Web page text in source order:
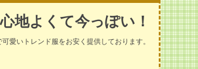
地よくて今っぽい！
可愛いトレンド服をお安く提供しております。